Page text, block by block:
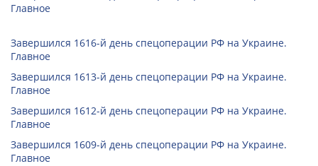
Главное
Завершился 1616-й день спецоперации РФ на Украине.
Главное
Завершился 1613-й день спецоперации РФ на Украине.
Главное
Завершился 1612-й день спецоперации РФ на Украине.
Главное
Завершился 1609-й день спецоперации РФ на Украине.
Главное